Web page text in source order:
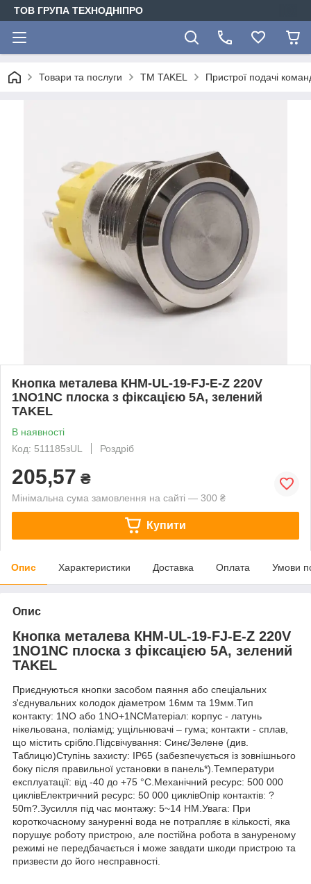
ТОВ ГРУПА ТЕХНОДНІПРО
Товари та послуги TM TAKEL Пристрої подачі
Кнопка металева КНМ-UL-19-FJ-E-Z 220V
1NO1NC плоска з фіксацією 5A, зелений
TAKEL
В наявності
Код: 511185зUL
Роздріб
205,57 ₴
Мінімальна сума замовлення на сайті — 300 ₴
Купити
Опис Характеристики Доставка Оплата Умови
Опис
Кнопка металева КНМ-UL-19-FJ-E-Z 220V
1NO1NC плоска з фіксацією 5A, зелений
TAKEL
Приєднуються кнопки засобом паяння або спеціальних
з'єднувальних колодок діаметром 16мм та 19мм.Тип
контакту: 1NO або 1NO+1NCМатеріал: корпус - латунь
нікельована, поліамід; ущільнювачі – гума; контакти - сплав,
що містить срібло.Підсвічування: Синє/Зелене (див.
Таблицю)Ступінь захисту: IP65 (забезпечується із зовнішнього
боку після правильної установки в панель*).Температури
експлуатації: від -40 до +75 °С.Механічний ресурс: 500 000
циклівЕлектричний ресурс: 50 000 циклівОпір контактів: ?
50m?.Зусилля під час монтажу: 5~14 НМ.Увага: При
короткочасному зануренні вода не потрапляє в кількості, яка
порушує роботу пристрою, але постійна робота в зануреному
режимі не передбачається і може завдати шкоди пристрою та
призвести до його несправності.